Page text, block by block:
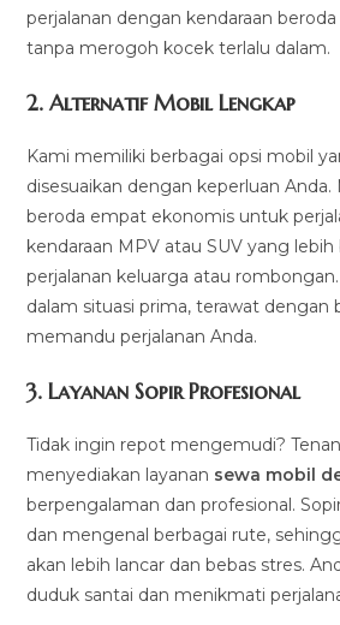
perjalanan dengan kendaraan
tanpa merogoh kocek terlalu dalam.
2. Alternatif Mobil Lengkap
Kami memiliki berbagai opsi mobil
disesuaikan dengan keperluan Anda.
beroda empat ekonomis untuk
kendaraan MPV atau SUV yang
perjalanan keluarga atau
dalam situasi prima, terawat dengan
memandu perjalanan Anda.
3.Layanan Sopir Profesional
Tidak ingin repot mengemudi?
menyediakan layanan sewa mobil
berpengalaman dan profesional.
dan mengenal berbagai rute,
akan lebih lancar dan bebas stres.
duduk santai dan menikmati